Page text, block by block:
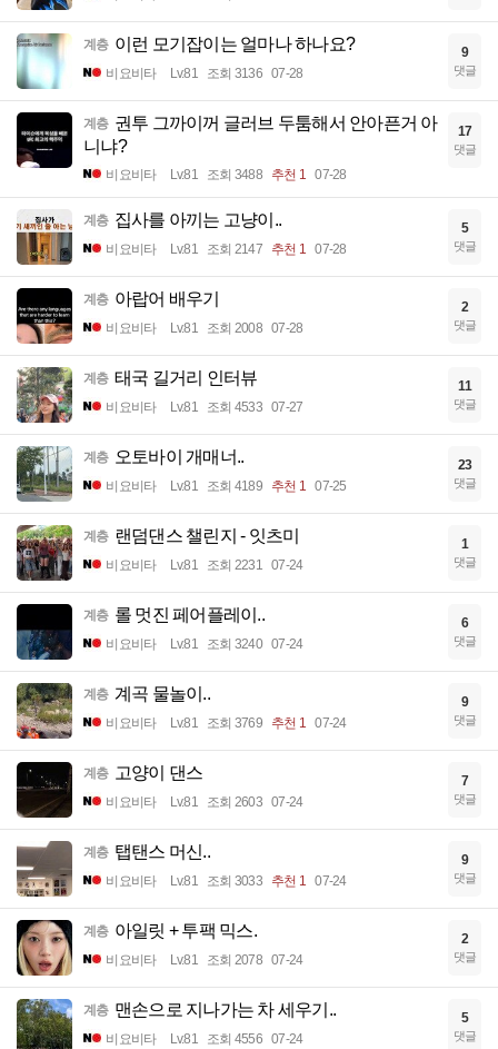
계층 이런 모기잡이는 얼마나 하나요?
비요비타 Lv.81 조회 3136 07-28
9
댓글
계층 권투 그까이꺼 글러브 두툼해서 안아픈거 아
니냐?
비요비타 Lv.81 조회 3488 추천 1 07-28
17
댓글
계층 집사를 아끼는 고냥이..
비요비타 Lv.81 조회 2147 추천 1 07-28
5
댓글
계층 아랍어 배우기
비요비타 Lv.81 조회 2008 07-28
2
댓글
계층 태국 길거리 인터뷰
비요비타 Lv.81 조회 4533 07-27
11
댓글
계층 오토바이 개매너..
비요비타 Lv.81 조회 4189 추천 1 07-25
23
댓글
계층 랜덤댄스 챌린지 - 잇츠미
비요비타 Lv.81 조회 2231 07-24
1
댓글
계층 롤 멋진 페어플레이..
비요비타 Lv.81 조회 3240 07-24
6
댓글
계층 계곡 물놀이..
비요비타 Lv.81 조회 3769 추천 1 07-24
9
댓글
계층 고양이 댄스
비요비타 Lv.81 조회 2603 07-24
7
댓글
계층 탭탠스 머신..
비요비타 Lv.81 조회 3033 추천 1 07-24
9
댓글
계층 아일릿 + 투팩 믹스.
비요비타 Lv.81 조회 2078 07-24
2
댓글
계층 맨손으로 지나가는 차 세우기..
비요비타 Lv.81 조회 4556 07-24
5
댓글